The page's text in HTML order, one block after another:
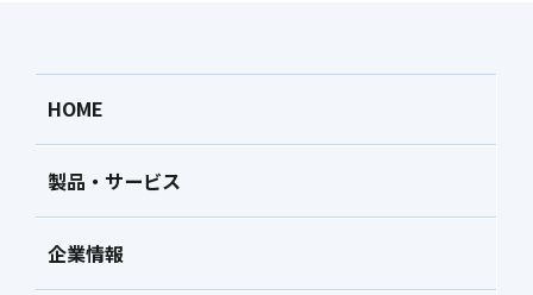
HOME
製品・サービス
企業情報